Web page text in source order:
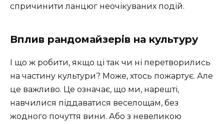
спричинити ланцюг неочікуваних подій.
Вплив рандомайзерів на культуру
І що ж робити, якщо ці так чи ні перетворились
на частину культури? Може, хтось пожартує. Але
це важливо. Це означає, що ми, нарешті,
навчилися піддаватися веселощам, без
жодного почуття вини. Або з невеликою